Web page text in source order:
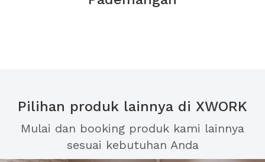
Pilihan produk lainnya di XWORK
Mulai dan booking produk kami lainnya
sesuai kebutuhan Anda